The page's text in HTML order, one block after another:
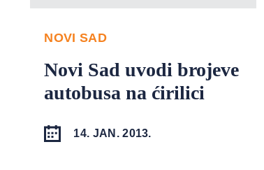
NOVI SAD
Novi Sad uvodi brojeve
autobusa na ćirilici
14. JAN. 2013.